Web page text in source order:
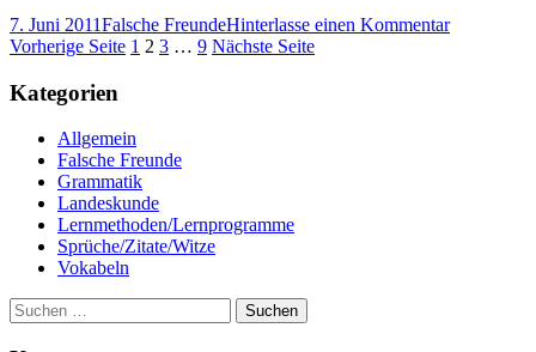
Veröffentlicht
am
7. Juni 2011Kategorien
Falsche FreundeHinterlasse einen Kommentarzu
Seitennummerierung
der
Beiträge
Vorherige Seite Seite
1 Seite
2 Seite
3 … Seite
9 Nächste Seite
Haupt-
Seitenleiste
Kategorien
Allgemein
Falsche Freunde
Grammatik
Landeskunde
Lernmethoden/Lernprogramme
Sprüche/Zitate/Witze
Vokabeln
Suchen
nach: